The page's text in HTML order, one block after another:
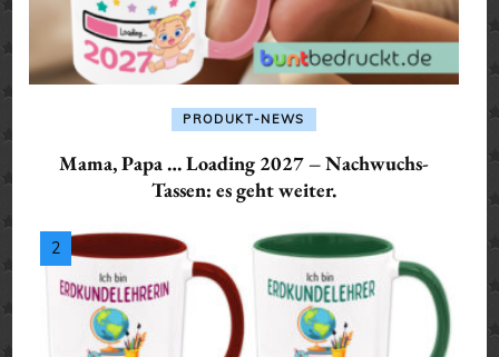
PRODUKT-NEWS
Mama, Papa … Loading 2027 – Nachwuchs-
Tassen: es geht weiter.